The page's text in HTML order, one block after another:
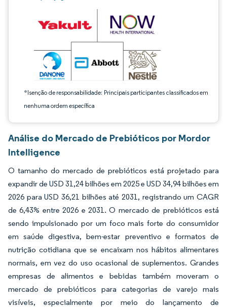
*Isenção de responsabilidade: Principais participantes classificados em
nenhuma ordem específica
Análise do Mercado de Prebióticos por Mordor
Intelligence
O tamanho do mercado de prebióticos está projetado para
expandir de USD 31,24 bilhões em 2025 e USD 34,94 bilhões em
2026 para USD 36,21 bilhões até 2031, registrando um CAGR
de 6,43% entre 2026 e 2031. O mercado de prebióticos está
sendo impulsionado por um foco mais forte do consumidor
em saúde digestiva, bem-estar preventivo e formatos de
nutrição cotidiana que se encaixam nos hábitos alimentares
normais, em vez do uso ocasional de suplementos. Grandes
empresas de alimentos e bebidas também moveram o
mercado de prebióticos para categorias de varejo mais
visíveis, especialmente por meio do lançamento de